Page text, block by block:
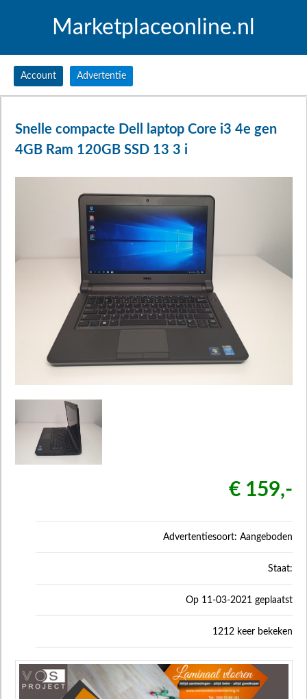
Marketplaceonline.nl
Account Advertentie
Snelle compacte Dell laptop Core i3 4e gen
4GB Ram 120GB SSD 13 3 i
€ 159,-
Advertentiesoort: Aangeboden
Staat:
Op 11-03-2021 geplaatst
1212 keer bekeken